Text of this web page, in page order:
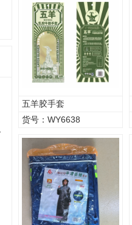
五羊胶手套
货号：WY6638